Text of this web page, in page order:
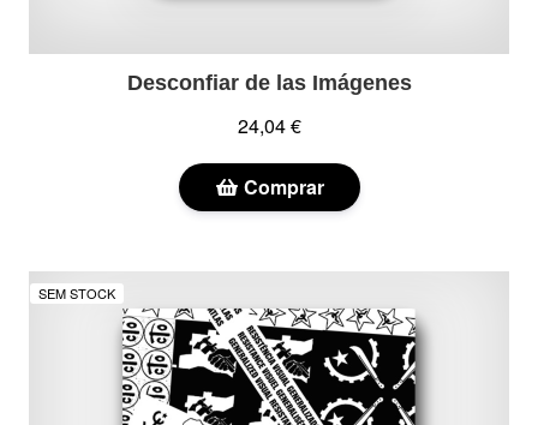
Desconfiar de las Imágenes
24,04 €
Comprar
SEM STOCK